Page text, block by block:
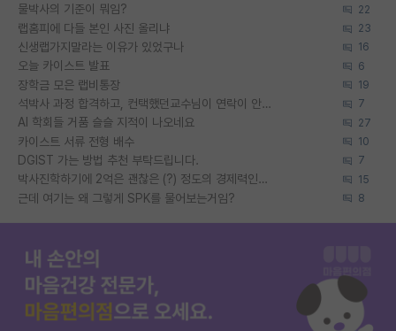
물박사의 기준이 뭐임? 22
랩홈피에 다들 본인 사진 올리냐 23
신생랩가지말라는 이유가 있었구나 16
오늘 카이스트 발표 6
장학금 모은 랩비통장 19
석박사 과정 합격하고, 컨택했던교수님이 연락이 안됩니다... 7
AI 학회들 거품 슬슬 지적이 나오네요 27
카이스트 서류 전형 배수 10
DGIST 가는 방법 추천 부탁드립니다. 7
박사진학하기에 2억은 괜찮은 (?) 정도의 경제력인가요 15
근데 여기는 왜 그렇게 SPK를 물어보는거임? 8